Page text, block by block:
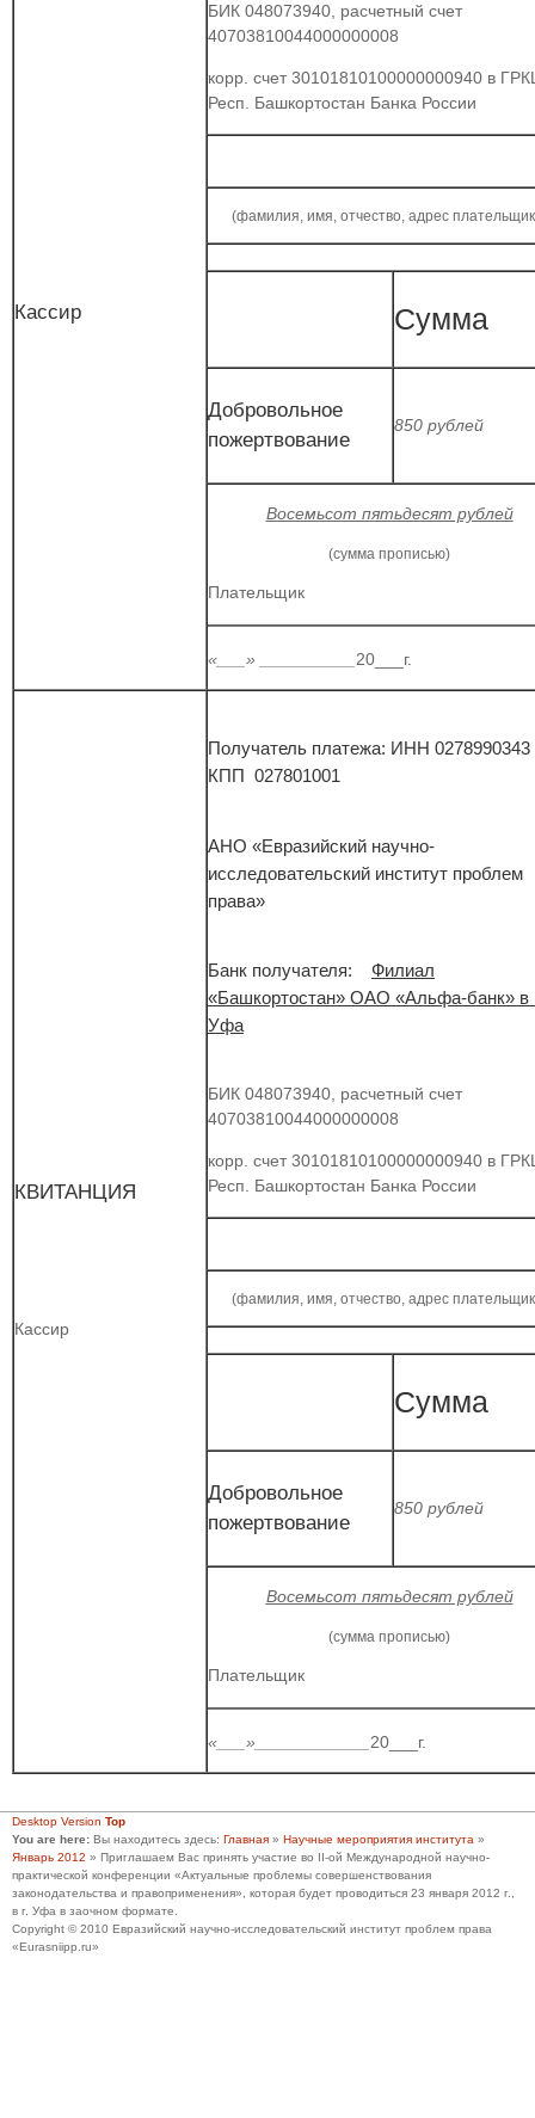
Кассир
БИК 048073940, расчетный счет
40703810044000000008
корр. счет 30101810100000000940 в
Респ. Башкортостан Банка России
(фамилия, имя, отчество, адрес
Сумма
Добровольное
пожертвование
850 рублей
Восемьсот пятьдесят рублей
(сумма прописью)
Плательщик
«___» __________ 20___г.
КВИТАНЦИЯ
Кассир
Получатель платежа: ИНН
КПП 027801001
АНО «Евразийский научно-
исследовательский институт проблем
права»
Банк получателя: Филиал
«Башкортостан» ОАО «Альфа-банк» в
Уфа
БИК 048073940, расчетный счет
40703810044000000008
корр. счет 30101810100000000940 в
Респ. Башкортостан Банка России
(фамилия, имя, отчество, адрес
Сумма
Добровольное
пожертвование
850 рублей
Восемьсот пятьдесят рублей
(сумма прописью)
Плательщик
«___»____________ 20___г.
Desktop Version Top
You are here: Вы находитесь здесь: Главная » Научные мероприятия института »
Январь 2012 » Приглашаем Вас принять участие во II-ой Международной научно-
практической конференции «Актуальные проблемы совершенствования
законодательства и правоприменения», которая будет проводиться 23 января 2012 г.,
в г. Уфа в заочном формате.
Copyright © 2010 Евразийский научно-исследовательский институт проблем права
«Eurasniipp.ru»